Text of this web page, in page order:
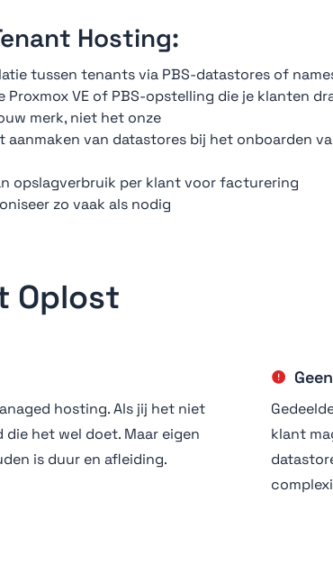
Hosting:
tussen tenants via PBS-datastores of
Proxmox VE of PBS-opstelling die je klanten
merk, niet het onze
aanmaken van datastores bij het onboarden
opslagverbruik per klant voor facturering
zo vaak als nodig
Oplost
hosting. Als jij het niet
het wel doet. Maar eigen
is duur en afleiding.
klant